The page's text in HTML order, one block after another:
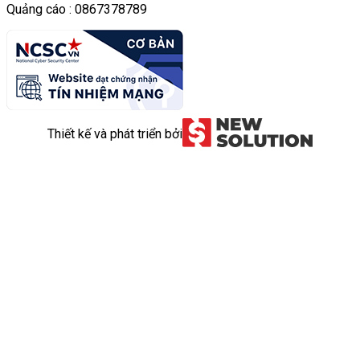
Quảng cáo : 0867378789
Thiết kế và phát triển bởi